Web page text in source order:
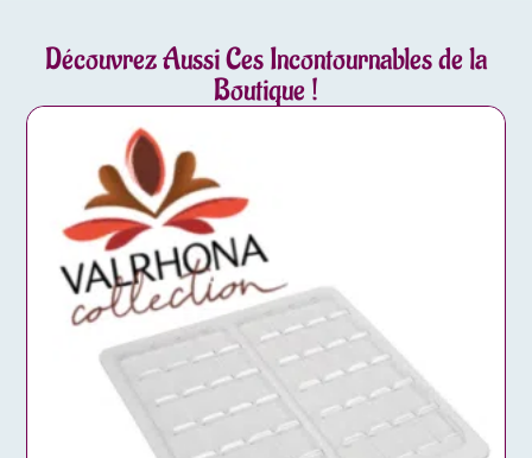
Découvrez Aussi Ces Incontournables de la
Boutique !